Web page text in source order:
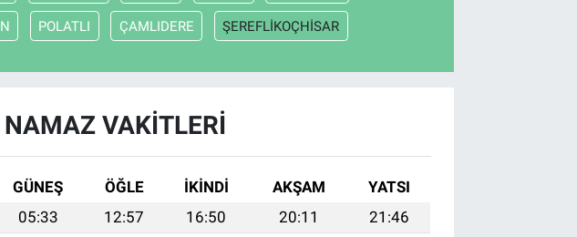
POLATLI ÇAMLIDERE ŞEREFLİKOÇHİSAR
NAMAZ VAKITLERI
GÜNEŞ ÖĞLE İKINDI AKŞAM
YATSI
05:33 12:57 16:50 20:11
21:46